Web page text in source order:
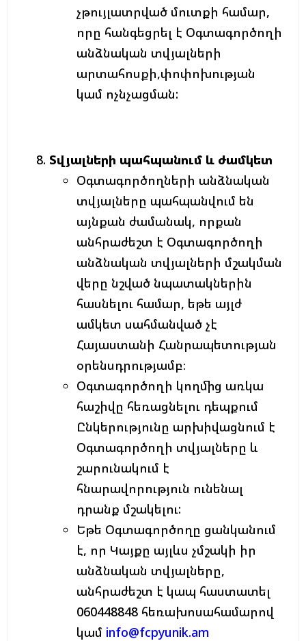
չթույլատրված մուտքի համար,
որը հանգեցրել է Օգտագործողի
անձնական տվյալների
արտահոսքի,փոփոխության
կամ ոչնչացման:
Տվյալների պահպանում և ժամկետ
Օգտագործողների անձնական
տվյալները պահպանվում են
այնքան ժամանակ, որքան
անհրաժեշտ է Օգտագործողի
անձնական տվյալների մշակման
վերը նշված նպատակներին
հասնելու համար, եթե այլժ
ամկետ սահմանված չէ
Հայաստանի Հանրապետության
օրենսդրությամբ։
Օգտագործողի կողմից առկա
հաշիվը հեռացնելու դեպքում
Ընկերությունը արխիվացնում է
Օգտագործողի տվյալները և
շարունակում է
հնարավորություն ունենալ
դրանք մշակելու:
Եթե Օգտագործողը ցանկանում
է, որ Կայքը այլևս չմշակի իր
անձնական տվյալները,
անհրաժեշտ է կապ հաստատել
060448848 հեռախոսահամարով
կամ info@fcpyunik.am